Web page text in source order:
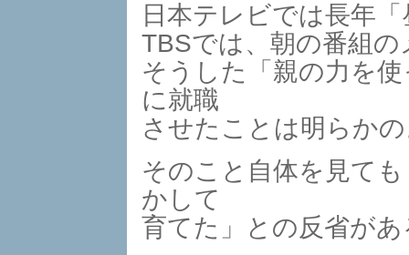
日本テレビでは長年
TBSでは、朝の番組
そうした「親の力を
に就職
させたことは明らか
そのこと自体を見て
かして
育てた」との反省が